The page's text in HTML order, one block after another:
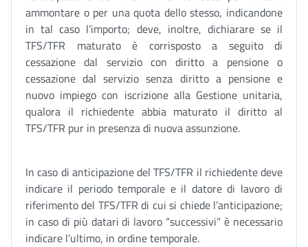
ammontare o per una quota dello stesso, indicandone
in tal caso l’importo; deve, inoltre, dichiarare se il
TFS/TFR maturato è corrisposto a seguito di
cessazione dal servizio con diritto a pensione o
cessazione dal servizio senza diritto a pensione e
nuovo impiego con iscrizione alla Gestione unitaria,
qualora il richiedente abbia maturato il diritto al
TFS/TFR pur in presenza di nuova assunzione.
In caso di anticipazione del TFS/TFR il richiedente deve
indicare il periodo temporale e il datore di lavoro di
riferimento del TFS/TFR di cui si chiede l’anticipazione;
in caso di più datari di lavoro “successivi” è necessario
indicare l’ultimo, in ordine temporale.